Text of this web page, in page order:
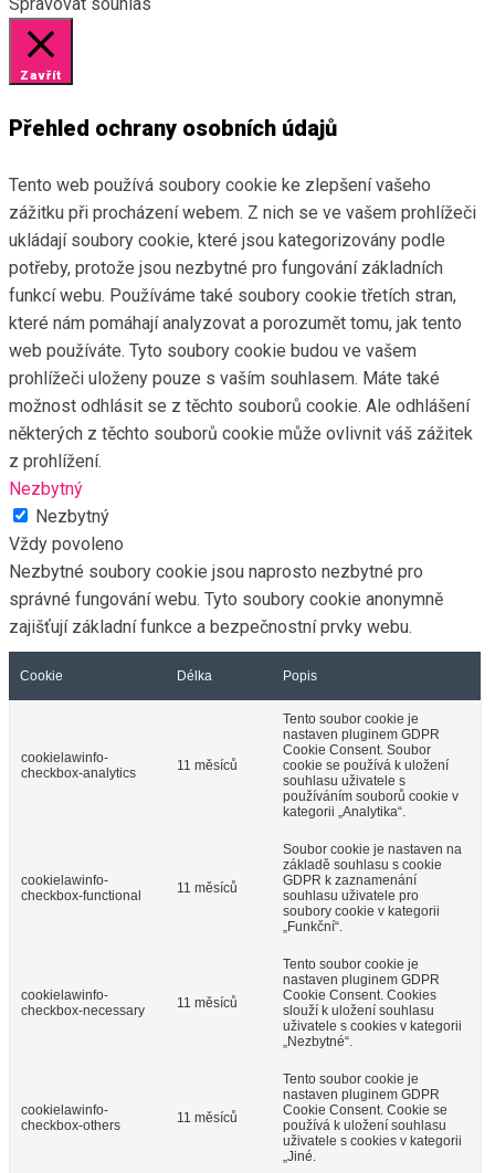
Spravovat souhlas
Zavřít
Přehled ochrany osobních údajů
Tento web používá soubory cookie ke zlepšení vašeho
zážitku při procházení webem. Z nich se ve vašem prohlížeči
ukládají soubory cookie, které jsou kategorizovány podle
potřeby, protože jsou nezbytné pro fungování základních
funkcí webu. Používáme také soubory cookie třetích stran,
které nám pomáhají analyzovat a porozumět tomu, jak tento
web používáte. Tyto soubory cookie budou ve vašem
prohlížeči uloženy pouze s vaším souhlasem. Máte také
možnost odhlásit se z těchto souborů cookie. Ale odhlášení
některých z těchto souborů cookie může ovlivnit váš zážitek
z prohlížení.
Nezbytný
Nezbytný
Vždy povoleno
Nezbytné soubory cookie jsou naprosto nezbytné pro
správné fungování webu. Tyto soubory cookie anonymně
zajišťují základní funkce a bezpečnostní prvky webu.
Cookie Délka Popis
cookielawinfo-
checkbox-analytics
11 měsíců
Tento soubor cookie je
nastaven pluginem GDPR
Cookie Consent. Soubor
cookie se používá k uložení
souhlasu uživatele s
používáním souborů cookie v
kategorii „Analytika“.
cookielawinfo-
checkbox-functional
11 měsíců
Soubor cookie je nastaven na
základě souhlasu s cookie
GDPR k zaznamenání
souhlasu uživatele pro
soubory cookie v kategorii
„Funkční“.
cookielawinfo-
checkbox-necessary
11 měsíců
Tento soubor cookie je
nastaven pluginem GDPR
Cookie Consent. Cookies
slouží k uložení souhlasu
uživatele s cookies v kategorii
„Nezbytné“.
cookielawinfo-
checkbox-others
11 měsíců
Tento soubor cookie je
nastaven pluginem GDPR
Cookie Consent. Cookie se
používá k uložení souhlasu
uživatele s cookies v kategorii
„Jiné.